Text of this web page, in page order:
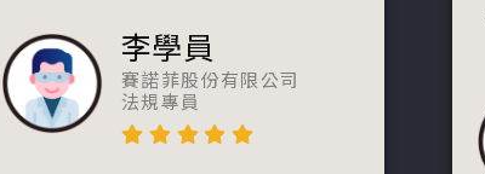
李學員
賽諾菲股份有限公司
法規專員